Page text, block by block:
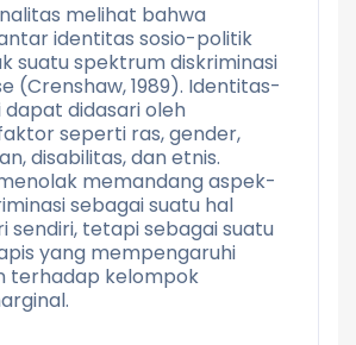
melihat bahwa
identitas sosio-politik
suatu spektrum diskriminasi
(Crenshaw, 1989). Identitas-
dapat didasari oleh
seperti ras, gender,
disabilitas, dan etnis.
memandang aspek-
sebagai suatu hal
sendiri, tetapi sebagai suatu
yang mempengaruhi
terhadap kelompok